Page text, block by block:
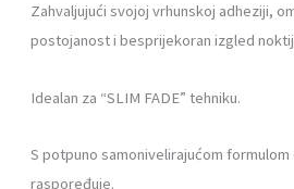
Zahvaljujući svojoj vrhunskoj adheziji,
postojanost i besprijekoran izgled
Idealan za “SLIM FADE” tehniku.
S potpuno samonivelirajućom
raspoređuje.